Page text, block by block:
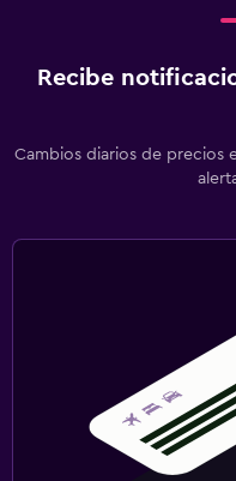
Recibe
Cambios diarios de precios